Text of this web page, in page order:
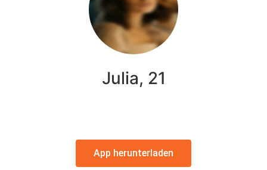
Julia, 21
App herunterladen